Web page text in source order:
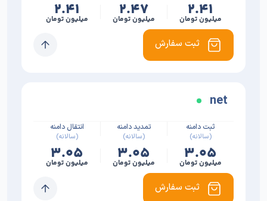
۲.۴۱
میلیون تومان ۲.۴۷
میلیون تومان ۲.۴۱
میلیون تومان
ثبت سفارش
net
ثبت دامنه
(سالانه)
تمدید دامنه
(سالانه)
انتقال دامنه
(سالانه)
۳.۰۵
میلیون تومان ۳.۰۵
میلیون تومان ۳.۰۵
میلیون تومان
ثبت سفارش